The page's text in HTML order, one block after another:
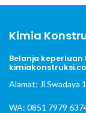
Kimia
Belanja
Alamat: Jl Swadaya
WA: 0851 7979